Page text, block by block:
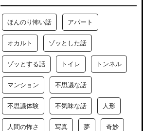
ほんのり怖い話 アパート
オカルト ゾッとした話
ゾッとする話 トイレ トンネル
マンション 不思議な話
不思議体験 不気味な話 人形
人間の怖さ 写真 夢 奇妙